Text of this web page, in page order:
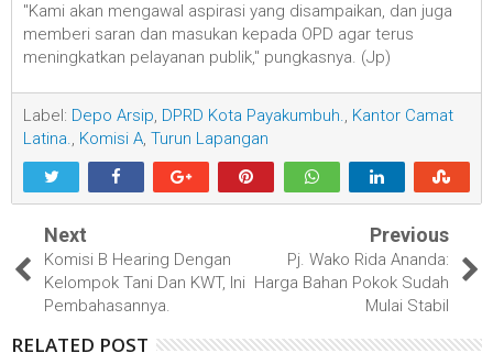
"Kami akan mengawal aspirasi yang disampaikan, dan juga
memberi saran dan masukan kepada OPD agar terus
meningkatkan pelayanan publik," pungkasnya. (Jp)
Label: Depo Arsip DPRD Kota Payakumbuh.
Kantor Camat
Latina.
Komisi A Turun Lapangan
Next
Komisi B Hearing Dengan
Kelompok Tani Dan KWT, Ini
Pembahasannya.
Previous
Pj. Wako Rida Ananda:
Harga Bahan Pokok Sudah
Mulai Stabil
RELATED POST